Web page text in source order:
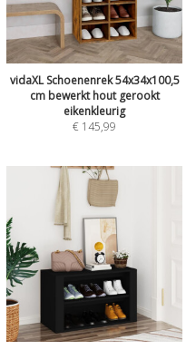
vidaXL Schoenenrek 54x34x100,5
cm bewerkt hout gerookt
eikenkleurig
€ 145,99